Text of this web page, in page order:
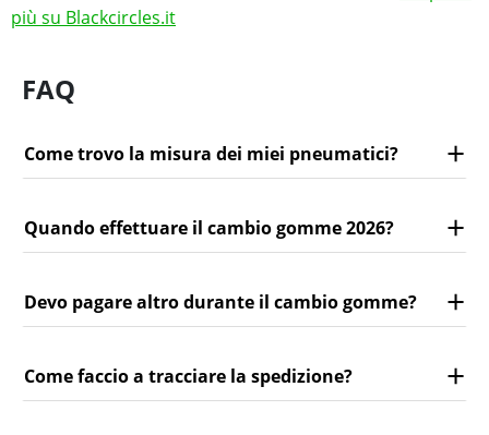
più su Blackcircles.it
FAQ
Come trovo la misura dei miei pneumatici?
Quando effettuare il cambio gomme 2026?
Devo pagare altro durante il cambio gomme?
Come faccio a tracciare la spedizione?